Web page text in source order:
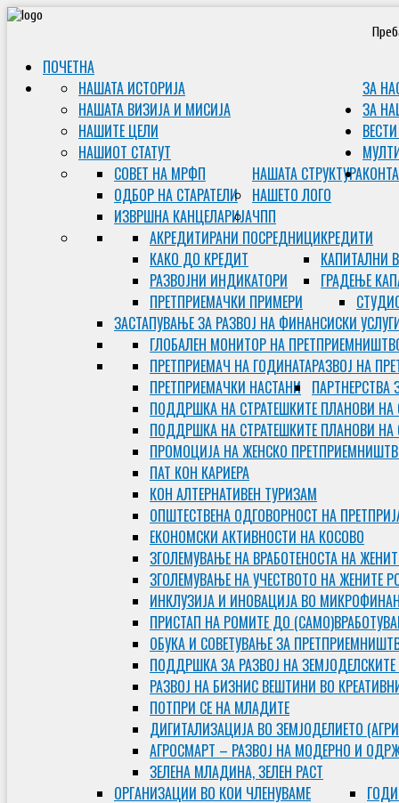
ПОЧЕТНА
ЗА
НАШАТА ИСТОРИЈА
НАШАТА ВИЗИЈА И МИСИЈА
НАШИТЕ ЦЕЛИ
НАШИОТ СТАТУТ
НАШАТА СТРУКТУРА
СОВЕТ НА МРФП
ОДБОР НА СТАРАТЕЛИ
ИЗВРШНА КАНЦЕЛАРИЈА
НАШЕТО ЛОГО
ЧПП
ЗА
КРЕДИТИ
АКРЕДИТИРАНИ ПОСРЕДНИЦИ
КАКО ДО КРЕДИТ
РАЗВОЈНИ ИНДИКАТОРИ
ПРЕТПРИЕМАЧКИ ПРИМЕРИ
КАПИТАЛНИ
ГРАДЕЊЕ
ЗАСТАПУВАЊЕ ЗА РАЗВОЈ НА ФИНАНСИСКИ
ГЛОБАЛЕН МОНИТОР НА
РАЗВОЈ НА
ПРЕТПРИЕМАЧ НА ГОДИНАТА
ПРЕТПРИЕМАЧКИ НАСТАНИ ПАРТНЕРСТВА
ПОДДРШКА НА СТРАТЕШКИТЕ ПЛАНОВИ НА
ПОДДРШКА НА СТРАТЕШКИТЕ ПЛАНОВИ НА
ПРОМОЦИЈА НА ЖЕНСКО
ПАТ КОН КАРИЕРА
КОН АЛТЕРНАТИВЕН ТУРИЗАМ
ОПШТЕСТВЕНА ОДГОВОРНОСТ НА
ЕКОНОМСКИ АКТИВНОСТИ НА КОСОВО
ЗГОЛЕМУВАЊЕ НА ВРАБОТЕНОСТА НА
ЗГОЛЕМУВАЊЕ НА УЧЕСТВОТО НА ЖЕНИТЕ
ИНКЛУЗИЈА И ИНОВАЦИЈА ВО
ПРИСТАП НА РОМИТЕ ДО
ОБУКА И СОВЕТУВАЊЕ ЗА
ПОДДРШКА ЗА РАЗВОЈ НА
РАЗВОЈ НА БИЗНИС ВЕШТИНИ ВО
ПОТПРИ СЕ НА МЛАДИТЕ
ДИГИТАЛИЗАЦИЈА ВО ЗЕМЈОДЕЛИЕТО
АГРОСМАРТ – РАЗВОЈ НА МОДЕРНО И
ЗЕЛЕНА МЛАДИНА, ЗЕЛЕН РАСТ
ОРГAНИЗАЦИИ ВО КОИ ЧЛЕНУВАМЕ